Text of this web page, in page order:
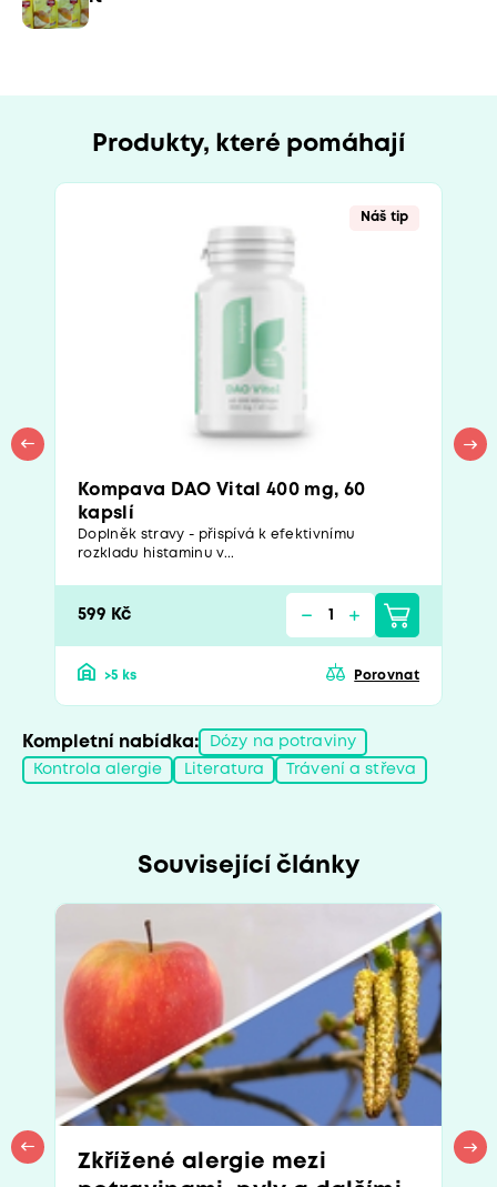
Produkty, které pomáhají
Náš tip
Kompava DAO Vital 400 mg, 60
kapslí
Doplněk stravy - přispívá k efektivnímu
rozkladu histaminu v...
599 Kč
>5 ks Porovnat
Kompletní nabídka: Dózy na potraviny
Kontrola alergie Literatura Trávení a střeva
Související články
Zkřížené alergie mezi